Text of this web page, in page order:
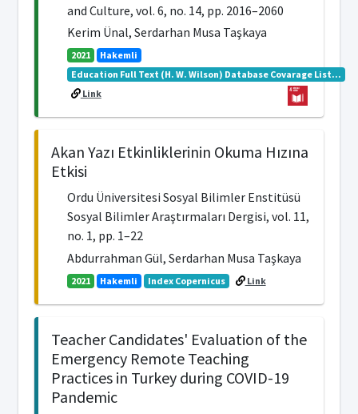
and Culture, vol. 6, no. 14, pp. 2016–2060
Kerim Ünal, Serdarhan Musa Taşkaya
2021
Hakemli
Education Full Text (H. W. Wilson) Database Covarage List...
Link
Akan Yazı Etkinliklerinin Okuma Hızına
Etkisi
Ordu Üniversitesi Sosyal Bilimler Enstitüsü
Sosyal Bilimler Araştırmaları Dergisi, vol. 11,
no. 1, pp. 1–22
Abdurrahman Gül, Serdarhan Musa Taşkaya
2021 Hakemli Index Copernicus Link
Teacher Candidates' Evaluation of the
Emergency Remote Teaching
Practices in Turkey during COVID-19
Pandemic